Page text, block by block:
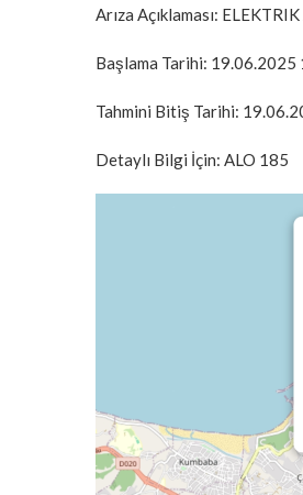
Arıza Açıklaması:
Başlama Tarihi: 19.06.2025
Tahmini Bitiş Tarihi:
Detaylı Bilgi İçin: ALO 185